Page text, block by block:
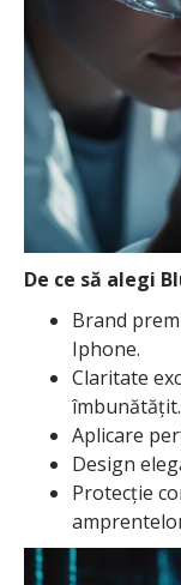
De ce să alegi
Brand
Iphone.
Claritate
îmbunătățit.
Aplicare
Design
Protecție